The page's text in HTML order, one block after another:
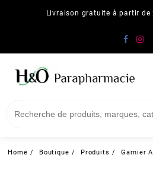
Livraison gratuite à partir de
Home Boutique Produits
Garnier